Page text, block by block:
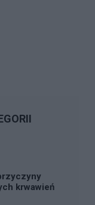
krwawień